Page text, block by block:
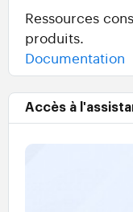
Ressources
produits.
Documentation
Accès à